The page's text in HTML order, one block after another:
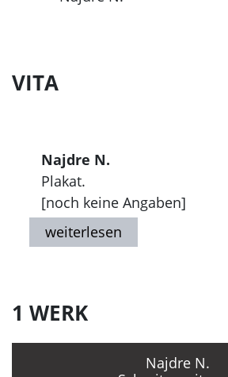
VITA
Najdre N.
Plakat.
[noch keine Angaben]
1 WERK
Najdre N.